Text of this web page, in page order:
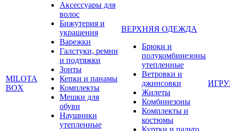
MILOTA
BOX
Аксессуары для
волос
Бижутерия и
украшения
Варежки
Галстуки, ремни
и подтяжки
Зонты
Кепки и панамы
Комплекты
Мешки для
обуви
Наушники
утепленные
ВЕРХНЯЯ ОДЕЖДА
Брюки и
полукомбинезоны
утепленные
Ветровки и
джинсовки
Жилеты
Комбинезоны
Комплекты и
костюмы
Куртки и пальто